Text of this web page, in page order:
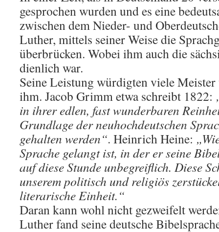
gesprochen wurden und es eine
zwischen dem Nieder- und
Luther, mittels seiner Weise die
überbrücken. Wobei ihm auch die
dienlich war.
Seine Leistung würdigten viele Meister
ihm. Jacob Grimm etwa schreibt 1822:
in ihrer edlen, fast wunderbaren
Grundlage der neuhochdeutschen
gehalten werden“. Heinrich Heine:
Sprache gelangt ist, in der er seine
auf diese Stunde unbegreiflich. Diese
unserem politisch und religiös
literarische Einheit.“
Daran kann wohl nicht gezweifelt
Luther fand seine deutsche